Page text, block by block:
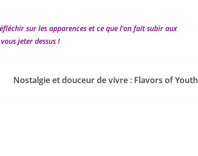
sur les apparences et ce que l’on fait subir aux
jeter dessus !
Nostalgie et douceur de vivre : Flavors of Youth